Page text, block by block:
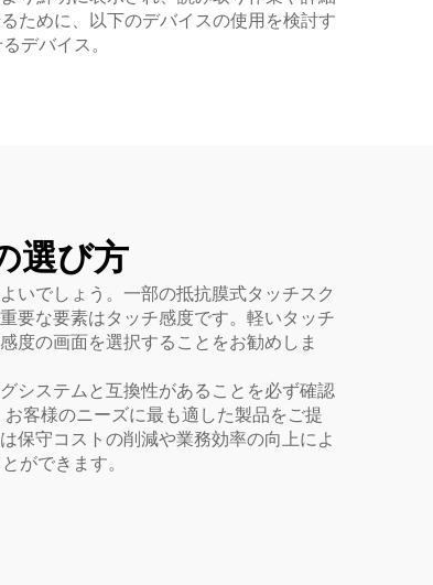
ために、以下のデバイスの使用を検討す
デバイス。
選び方
いでしょう。一部の抵抗膜式タッチスク
要な要素はタッチ感度です。軽いタッチ
度の画面を選択することをお勧めしま
システムと互換性があることを必ず確認
客様のニーズに最も適した製品をご提
保守コストの削減や業務効率の向上によ
ができます。